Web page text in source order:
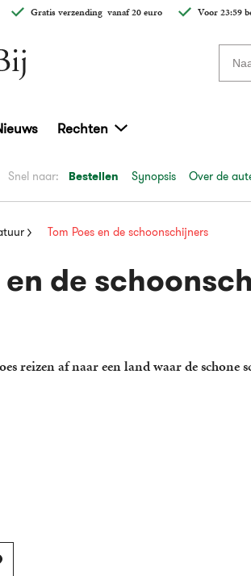
Gratis verzendingvanaf 20 euro Voor 23:59
Zoeken
naar
Rechten
Snel naar: Bestellen Synopsis Over de
Tom Poes en de schoonschijners
en de
reizen af naar een land waar de schone